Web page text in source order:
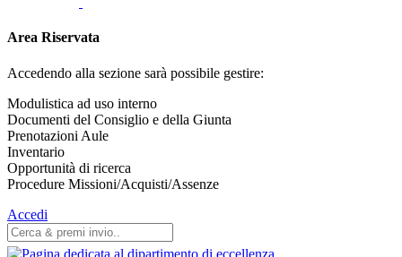
Area Riservata
Accedendo alla sezione sarà possibile gestire:
Modulistica ad uso interno
Documenti del Consiglio e della Giunta
Prenotazioni Aule
Inventario
Opportunità di ricerca
Procedure Missioni/Acquisti/Assenze
Accedi